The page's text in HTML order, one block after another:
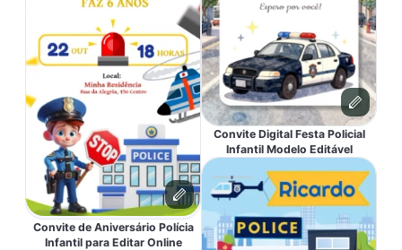
Convite de Aniversário Polícia
Infantil para Editar Online
Convite Digital Festa Policial
Infantil Modelo Editável